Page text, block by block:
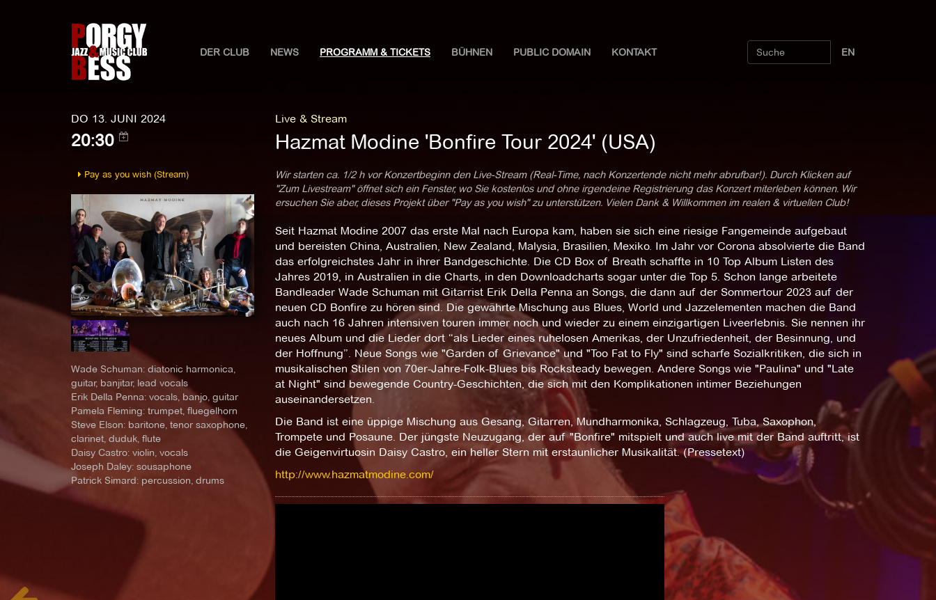
DER CLUB NEWS PROGRAMM & TICKETS BÜHNEN PUBLIC DOMAIN KONTAKT EN
DO 13. JUNI 2024
20:30
Live & Stream
Hazmat Modine 'Bonfire Tour 2024' (USA)
Pay as you wish (Stream)
Wade Schuman: diatonic harmonica,
guitar, banjitar, lead vocals
Erik Della Penna: vocals, banjo, guitar
Pamela Fleming: trumpet, fluegelhorn
Steve Elson: baritone, tenor saxophone,
clarinet, duduk, flute
Daisy Castro: violin, vocals
Joseph Daley: sousaphone
Patrick Simard: percussion, drums
Wir starten ca. 1/2 h vor Konzertbeginn den Live-Stream (Real-Time, nach Konzertende nicht mehr abrufbar!). Durch Klicken auf
"Zum Livestream" öffnet sich ein Fenster, wo Sie kostenlos und ohne irgendeine Registrierung das Konzert miterleben können. Wir
ersuchen Sie aber, dieses Projekt über "Pay as you wish" zu unterstützen. Vielen Dank & Willkommen im realen & virtuellen Club!
Seit Hazmat Modine 2007 das erste Mal nach Europa kam, haben sie sich eine riesige Fangemeinde aufgebaut
und bereisten China, Australien, New Zealand, Malysia, Brasilien, Mexiko. Im Jahr vor Corona absolvierte die Band
das erfolgreichstes Jahr in ihrer Bandgeschichte. Die CD Box of Breath schaffte in 10 Top Album Listen des
Jahres 2019, in Australien in die Charts, in den Downloadcharts sogar unter die Top 5. Schon lange arbeitete
Bandleader Wade Schuman mit Gitarrist Erik Della Penna an Songs, die dann auf der Sommertour 2023 auf der
neuen CD Bonfire zu hören sind. Die gewährte Mischung aus Blues, World und Jazzelementen machen die Band
auch nach 16 Jahren intensiven touren immer noch und wieder zu einem einzigartigen Liveerlebnis. Sie nennen ihr
neues Album und die Lieder dort “als Lieder eines ruhelosen Amerikas, der Unzufriedenheit, der Besinnung, und
der Hoffnung”. Neue Songs wie "Garden of Grievance" und "Too Fat to Fly" sind scharfe Sozialkritiken, die sich in
musikalischen Stilen von 70er-Jahre-Folk-Blues bis Rocksteady bewegen. Andere Songs wie "Paulina" und "Late
at Night" sind bewegende Country-Geschichten, die sich mit den Komplikationen intimer Beziehungen
auseinandersetzen.
Die Band ist eine üppige Mischung aus Gesang, Gitarren, Mundharmonika, Schlagzeug, Tuba, Saxophon,
Trompete und Posaune. Der jüngste Neuzugang, der auf "Bonfire" mitspielt und auch live mit der Band auftritt, ist
die Geigenvirtuosin Daisy Castro, ein heller Stern mit erstaunlicher Musikalität. (Pressetext)
http://www.hazmatmodine.com/